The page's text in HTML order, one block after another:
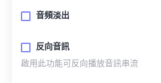
音頻淡出
反向音訊
啟用此功能可反向播放音訊串流